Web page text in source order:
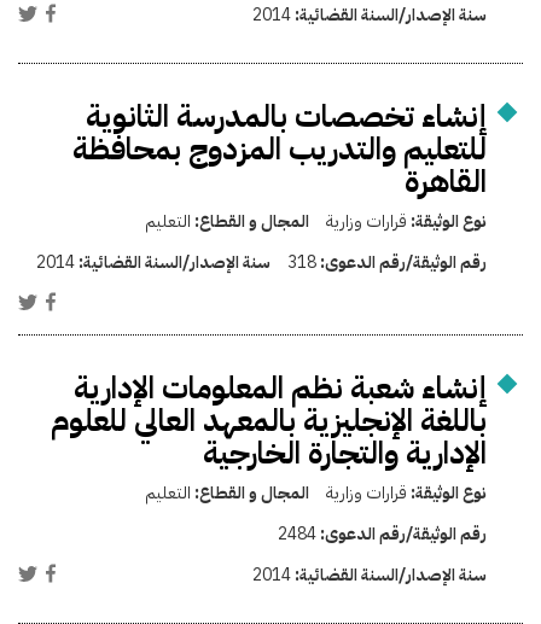
سنة الإصدار/السنة القضائية:2014
إنشاء تخصصات بالمدرسة الثانوية
للتعليم والتدريب المزدوج بمحافظة
القاهرة
نوع الوثيقة: قرارات وزارية المجال و القطاع: التعليم
رقم الوثيقة/رقم الدعوى:318 سنة الإصدار/السنة القضائية:2014
إنشاء شعبة نظم المعلومات الإدارية
باللغة الإنجليزية بالمعهد العالي للعلوم
الإدارية والتجارة الخارجية
نوع الوثيقة: قرارات وزارية المجال و القطاع: التعليم
رقم الوثيقة/رقم الدعوى:2484
سنة الإصدار/السنة القضائية:2014